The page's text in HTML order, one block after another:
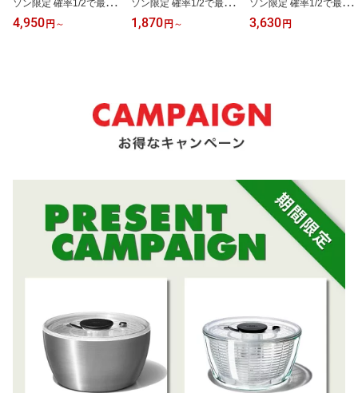
ソン限定 確率1/2で最大1
00%Pバック】 OXO オ
クソー クリアサラダスピ
機対応 保存容器 【レビ
ューキャンペーン対象 】
4,950円 ～
ソン限定 確率1/2で最大1
00%Pバック】 OXO オ
クソー ポップコンテナ
【レビューキャンペーン
対象】
1,870円 ～
ソン限定 確率1/2で最大1
00%Pバック】 OXO オ
クソー スポンジホルダー
ンジトレー スポンジラッ
ク【レビューキャンペー
3,630円